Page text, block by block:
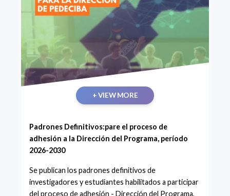
+ VIEW MORE
Padrones Definitivos:pare el proceso de
adhesión a la Dirección del Programa, período
2026-2030
Se publican los padrones definitivos de
investigadores y estudiantes habilitados a participar
del proceso de adhesión - Dirección del Programa,